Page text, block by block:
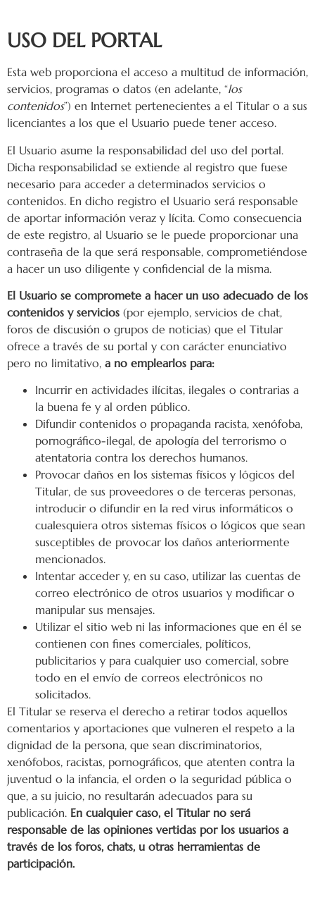
USO DEL PORTAL
Esta web proporciona el acceso a multitud de información,
servicios, programas o datos (en adelante, “los
contenidos”) en Internet pertenecientes a el Titular o a sus
licenciantes a los que el Usuario puede tener acceso.
El Usuario asume la responsabilidad del uso del portal.
Dicha responsabilidad se extiende al registro que fuese
necesario para acceder a determinados servicios o
contenidos. En dicho registro el Usuario será responsable
de aportar información veraz y lícita. Como consecuencia
de este registro, al Usuario se le puede proporcionar una
contraseña de la que será responsable, comprometiéndose
a hacer un uso diligente y confidencial de la misma.
El Usuario se compromete a hacer un uso adecuado de los
contenidos y servicios (por ejemplo, servicios de chat,
foros de discusión o grupos de noticias) que el Titular
ofrece a través de su portal y con carácter enunciativo
pero no limitativo, a no emplearlos para:
Incurrir en actividades ilícitas, ilegales o contrarias a
la buena fe y al orden público.
Difundir contenidos o propaganda racista, xenófoba,
pornográfico-ilegal, de apología del terrorismo o
atentatoria contra los derechos humanos.
Provocar daños en los sistemas físicos y lógicos del
Titular, de sus proveedores o de terceras personas,
introducir o difundir en la red virus informáticos o
cualesquiera otros sistemas físicos o lógicos que sean
susceptibles de provocar los daños anteriormente
mencionados.
Intentar acceder y, en su caso, utilizar las cuentas de
correo electrónico de otros usuarios y modificar o
manipular sus mensajes.
Utilizar el sitio web ni las informaciones que en él se
contienen con fines comerciales, políticos,
publicitarios y para cualquier uso comercial, sobre
todo en el envío de correos electrónicos no
solicitados.
El Titular se reserva el derecho a retirar todos aquellos
comentarios y aportaciones que vulneren el respeto a la
dignidad de la persona, que sean discriminatorios,
xenófobos, racistas, pornográficos, que atenten contra la
juventud o la infancia, el orden o la seguridad pública o
que, a su juicio, no resultarán adecuados para su
publicación. En cualquier caso, el Titular no será
responsable de las opiniones vertidas por los usuarios a
través de los foros, chats, u otras herramientas de
participación.